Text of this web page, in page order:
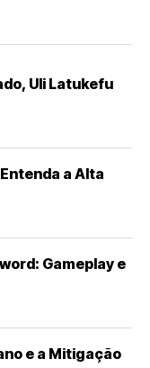
Uli Latukefu
a Alta
Gameplay e
e a Mitigação